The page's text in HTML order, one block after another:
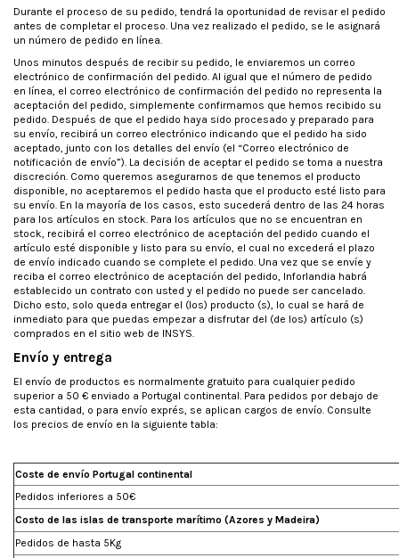
Durante el proceso de su pedido, tendrá la oportunidad de revisar el pedido
antes de completar el proceso. Una vez realizado el pedido, se le asignará
un número de pedido en línea.
Unos minutos después de recibir su pedido, le enviaremos un correo
electrónico de confirmación del pedido. Al igual que el número de pedido
en línea, el correo electrónico de confirmación del pedido no representa la
aceptación del pedido, simplemente confirmamos que hemos recibido su
pedido. Después de que el pedido haya sido procesado y preparado para
su envío, recibirá un correo electrónico indicando que el pedido ha sido
aceptado, junto con los detalles del envío (el “Correo electrónico de
notificación de envío”). La decisión de aceptar el pedido se toma a nuestra
discreción. Como queremos asegurarnos de que tenemos el producto
disponible, no aceptaremos el pedido hasta que el producto esté listo para
su envío. En la mayoría de los casos, esto sucederá dentro de las 24 horas
para los artículos en stock. Para los artículos que no se encuentran en
stock, recibirá el correo electrónico de aceptación del pedido cuando el
artículo esté disponible y listo para su envío, el cual no excederá el plazo
de envío indicado cuando se complete el pedido. Una vez que se envíe y
reciba el correo electrónico de aceptación del pedido, Inforlandia habrá
establecido un contrato con usted y el pedido no puede ser cancelado.
Dicho esto, solo queda entregar el (los) producto (s), lo cual se hará de
inmediato para que puedas empezar a disfrutar del (de los) artículo (s)
comprados en el sitio web de INSYS.
Envío y entrega
El envío de productos es normalmente gratuito para cualquier pedido
superior a 50 € enviado a Portugal continental. Para pedidos por debajo de
esta cantidad, o para envío exprés, se aplican cargos de envío. Consulte
los precios de envío en la siguiente tabla:
Coste de envío Portugal continental
Pedidos inferiores a 50€
Costo de las islas de transporte marítimo (Azores y Madeira)
Pedidos de hasta 5Kg